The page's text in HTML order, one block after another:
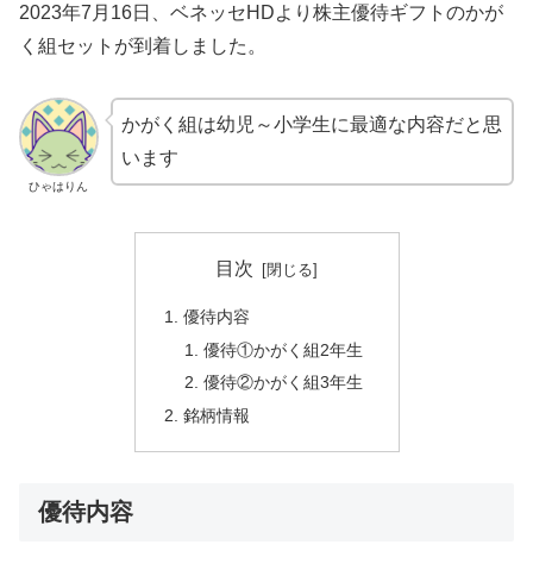
2023年7月16日、ベネッセHDより株主優待ギフトのかが
く組セットが到着しました。
ひゃはりん
かがく組は幼児～小学生に最適な内容だと思
います
目次
優待内容
優待①かがく組2年生
優待②かがく組3年生
銘柄情報
優待内容